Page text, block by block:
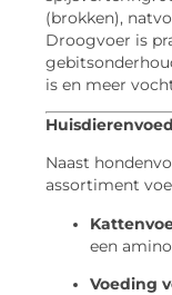
(brokken),
Droogvoer is
is en meer
Naast
assortiment
een
Voeding